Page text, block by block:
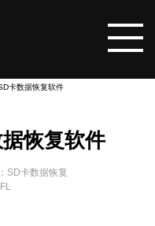
卡数据恢复软件
恢复软件
SD卡数据恢复